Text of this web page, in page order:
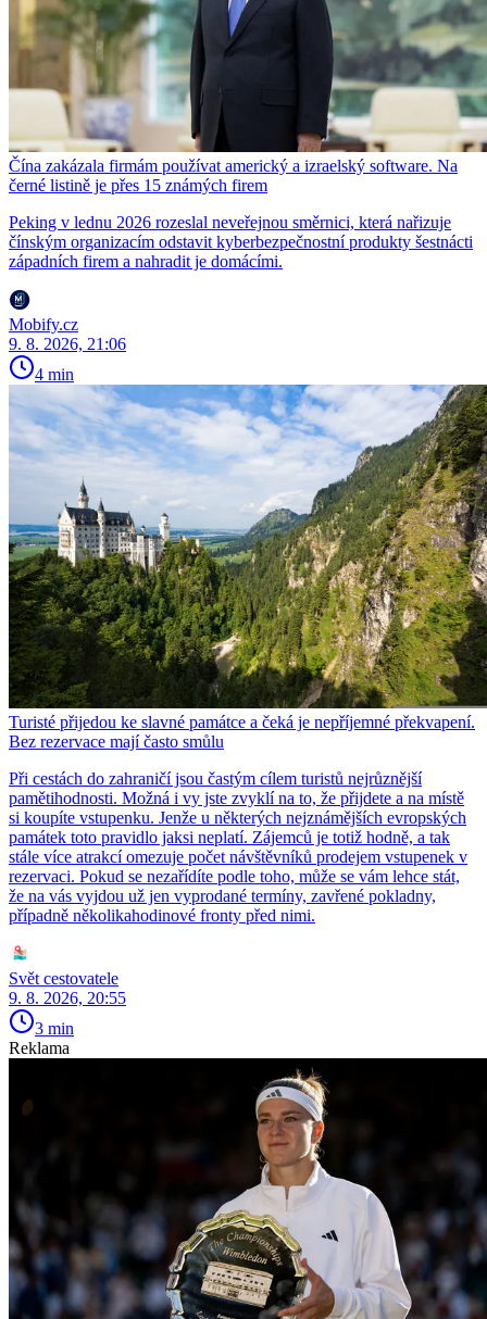
Čína zakázala firmám používat americký a izraelský software. Na
černé listině je přes 15 známých firem
Peking v lednu 2026 rozeslal neveřejnou směrnici, která nařizuje
čínským organizacím odstavit kyberbezpečnostní produkty šestnácti
západních firem a nahradit je domácími.
Mobify.cz
9. 8. 2026, 21:06
4 min
Turisté přijedou ke slavné památce a čeká je nepříjemné překvapení.
Bez rezervace mají často smůlu
Při cestách do zahraničí jsou častým cílem turistů nejrůznější
pamětihodnosti. Možná i vy jste zvyklí na to, že přijdete a na místě
si koupíte vstupenku. Jenže u některých nejznámějších evropských
památek toto pravidlo jaksi neplatí. Zájemců je totiž hodně, a tak
stále více atrakcí omezuje počet návštěvníků prodejem vstupenek v
rezervaci. Pokud se nezařídíte podle toho, může se vám lehce stát,
že na vás vyjdou už jen vyprodané termíny, zavřené pokladny,
případně několikahodinové fronty před nimi.
Svět cestovatele
9. 8. 2026, 20:55
3 min
Reklama